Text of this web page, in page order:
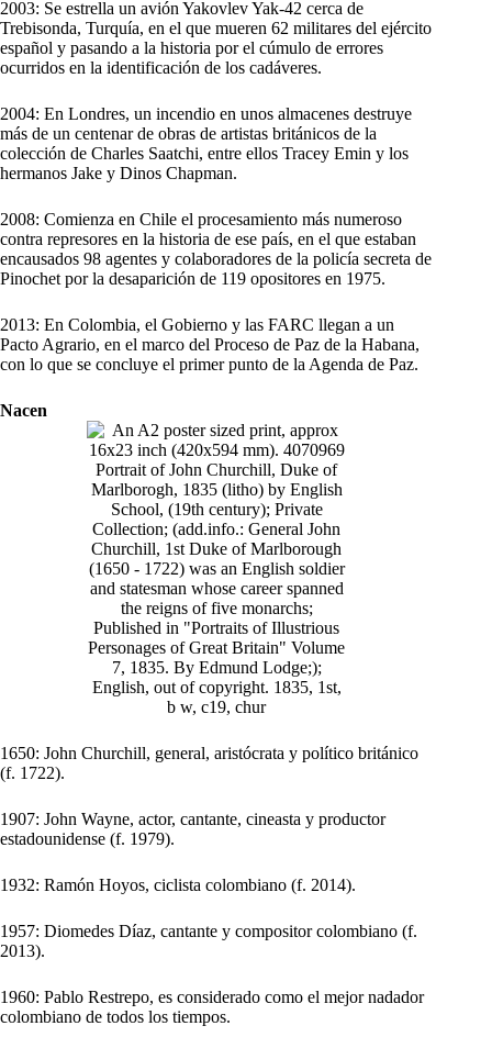
2003: Se estrella un avión Yakovlev Yak-42 cerca de
Trebisonda, Turquía, en el que mueren 62 militares del ejército
español y pasando a la historia por el cúmulo de errores
ocurridos en la identificación de los cadáveres.
2004: En Londres, un incendio en unos almacenes destruye
más de un centenar de obras de artistas británicos de la
colección de Charles Saatchi, entre ellos Tracey Emin y los
hermanos Jake y Dinos Chapman.
2008: Comienza en Chile el procesamiento más numeroso
contra represores en la historia de ese país, en el que estaban
encausados 98 agentes y colaboradores de la policía secreta de
Pinochet por la desaparición de 119 opositores en 1975.
2013: En Colombia, el Gobierno y las FARC llegan a un
Pacto Agrario, en el marco del Proceso de Paz de la Habana,
con lo que se concluye el primer punto de la Agenda de Paz.
Nacen
1650: John Churchill, general, aristócrata y político británico
(f. 1722).
1907: John Wayne, actor, cantante, cineasta y productor
estadounidense (f. 1979).
1932: Ramón Hoyos, ciclista colombiano (f. 2014).
1957: Diomedes Díaz, cantante y compositor colombiano (f.
2013).
1960: Pablo Restrepo, es considerado como el mejor nadador
colombiano de todos los tiempos.